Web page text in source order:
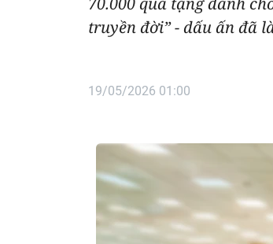
truyền đời” - dấu ấn đã
19/05/2026 01:00